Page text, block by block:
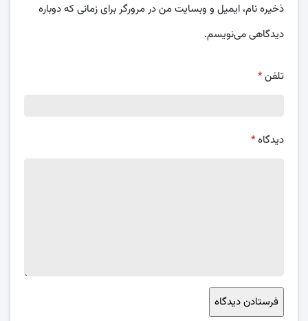
ذخیره نام، ایمیل و وبسایت من در مرورگر برای زمانی که دوباره
دیدگاهی می‌نویسم.
تلفن*
دیدگاه*